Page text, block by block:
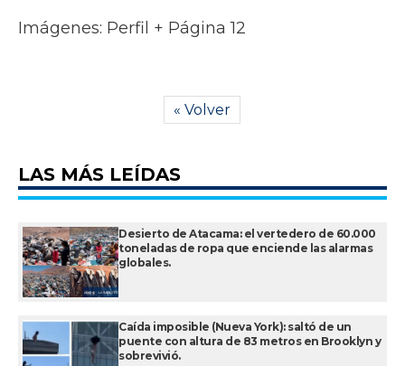
Imágenes: Perfil + Página 12
« Volver
LAS MÁS LEÍDAS
Desierto de Atacama: el vertedero de 60.000
toneladas de ropa que enciende las alarmas
globales.
Caída imposible (Nueva York): saltó de un
puente con altura de 83 metros en Brooklyn y
sobrevivió.